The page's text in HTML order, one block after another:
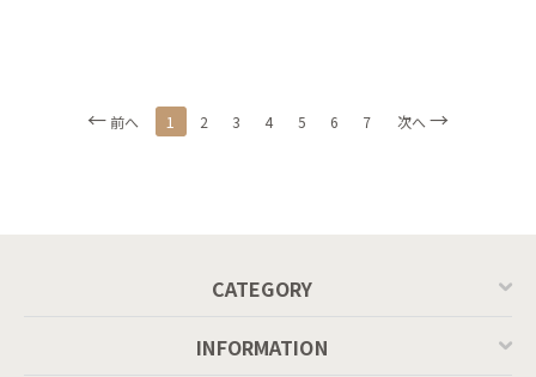
前へ 1 2 3 4 5 6 7 次へ
CATEGORY
INFORMATION